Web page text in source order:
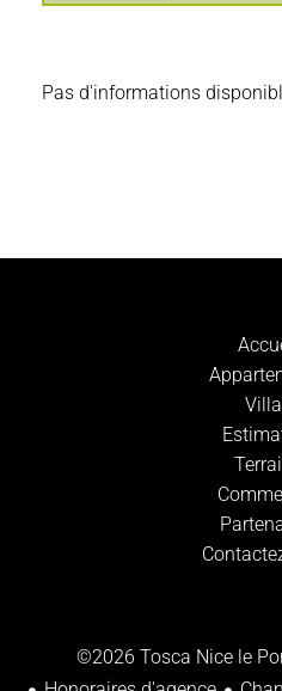
Pas d'informations
©2026 Tosca Nice le